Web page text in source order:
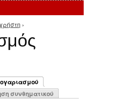
›
συνθηματικού